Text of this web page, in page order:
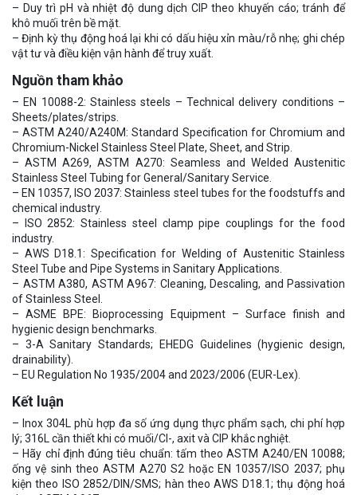
– Duy trì pH và nhiệt độ dung dịch CIP theo khuyến cáo; tránh để
khô muối trên bề mặt.
– Định kỳ thụ động hoá lại khi có dấu hiệu xỉn màu/rỗ nhẹ; ghi chép
vật tư và điều kiện vận hành để truy xuất.
Nguồn tham khảo
– EN 10088-2: Stainless steels – Technical delivery conditions –
Sheets/plates/strips.
– ASTM A240/A240M: Standard Specification for Chromium and
Chromium-Nickel Stainless Steel Plate, Sheet, and Strip.
– ASTM A269, ASTM A270: Seamless and Welded Austenitic
Stainless Steel Tubing for General/Sanitary Service.
– EN 10357, ISO 2037: Stainless steel tubes for the foodstuffs and
chemical industry.
– ISO 2852: Stainless steel clamp pipe couplings for the food
industry.
– AWS D18.1: Specification for Welding of Austenitic Stainless
Steel Tube and Pipe Systems in Sanitary Applications.
– ASTM A380, ASTM A967: Cleaning, Descaling, and Passivation
of Stainless Steel.
– ASME BPE: Bioprocessing Equipment – Surface finish and
hygienic design benchmarks.
– 3-A Sanitary Standards; EHEDG Guidelines (hygienic design,
drainability).
– EU Regulation No 1935/2004 and 2023/2006 (EUR-Lex).
Kết luận
– Inox 304L phù hợp đa số ứng dụng thực phẩm sạch, chi phí hợp
lý; 316L cần thiết khi có muối/Cl-, axit và CIP khắc nghiệt.
– Hãy chỉ định đúng tiêu chuẩn: tấm theo ASTM A240/EN 10088;
ống vệ sinh theo ASTM A270 S2 hoặc EN 10357/ISO 2037; phụ
kiện theo ISO 2852/DIN/SMS; hàn theo AWS D18.1; thụ động hoá